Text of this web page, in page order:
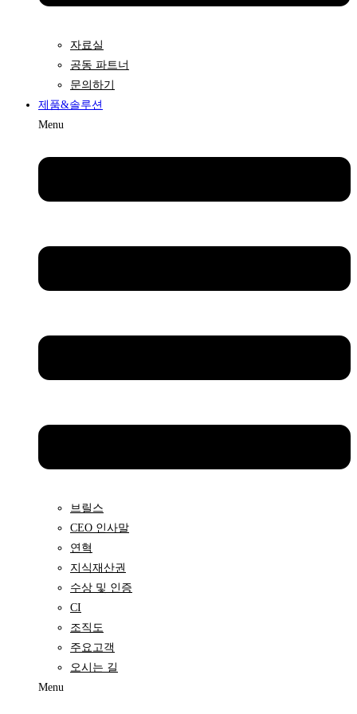
자료실
공동 파트너
문의하기
제품&솔루션
Menu
브릴스
CEO 인사말
연혁
지식재산권
수상 및 인증
CI
조직도
주요고객
오시는 길
Menu